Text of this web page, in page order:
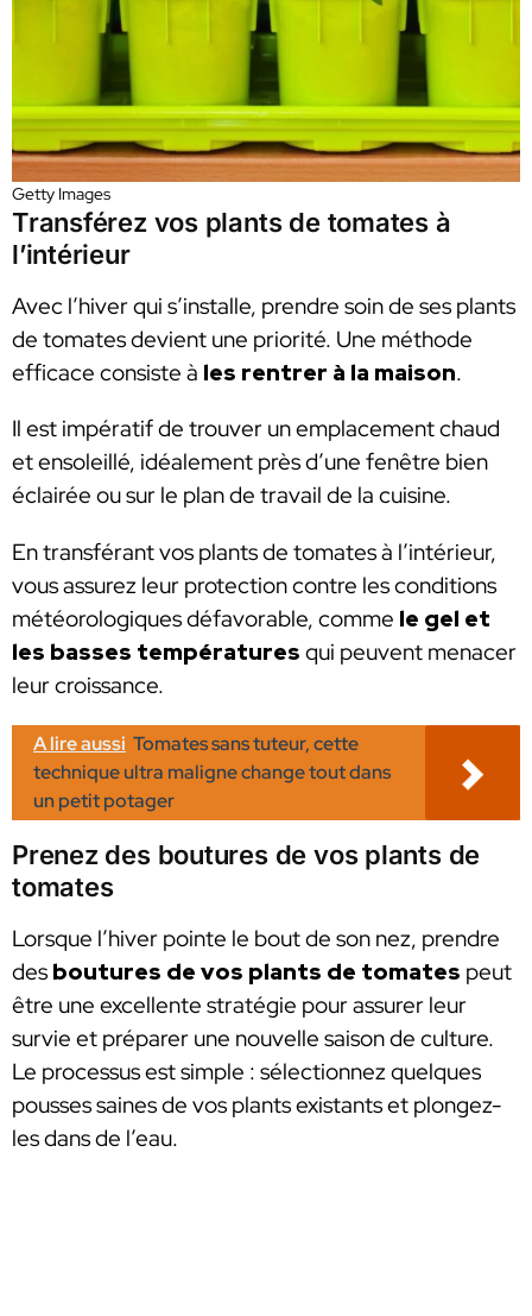
Getty Images
Transférez vos plants de tomates à
l’intérieur
Avec l’hiver qui s’installe, prendre soin de ses plants
de tomates devient une priorité. Une méthode
efficace consiste à les rentrer à la maison.
Il est impératif de trouver un emplacement chaud
et ensoleillé, idéalement près d’une fenêtre bien
éclairée ou sur le plan de travail de la cuisine.
En transférant vos plants de tomates à l’intérieur,
vous assurez leur protection contre les conditions
météorologiques défavorable, comme le gel et
les basses températures qui peuvent menacer
leur croissance.
A lire aussi Tomates sans tuteur, cette
technique ultra maligne change tout dans
un petit potager
Prenez des boutures de vos plants de
tomates
Lorsque l’hiver pointe le bout de son nez, prendre
des boutures de vos plants de tomates peut
être une excellente stratégie pour assurer leur
survie et préparer une nouvelle saison de culture.
Le processus est simple : sélectionnez quelques
pousses saines de vos plants existants et plongez-
les dans de l’eau.